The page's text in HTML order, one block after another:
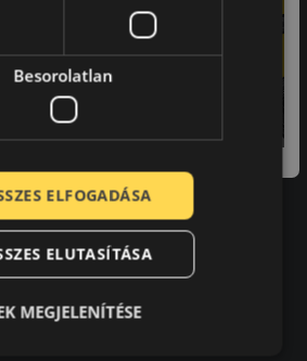
-
bolt vásárlója
tökéletesen működik.
Besorolatlan
ELFOGADÁSA
ELUTASÍTÁSA
MEGJELENÍTÉSE